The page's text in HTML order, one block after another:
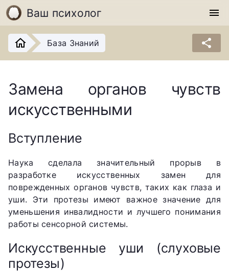
Ваш психолог menu
База Знаний share
Замена органов чувств
искусственными
Вступление
Наука сделала значительный прорыв в
разработке искусственных замен для
поврежденных органов чувств, таких как глаза и
уши. Эти протезы имеют важное значение для
уменьшения инвалидности и лучшего понимания
работы сенсорной системы.
Искусственные уши (слуховые
протезы)